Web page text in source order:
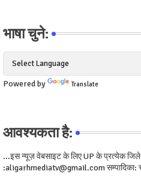
भाषा चुने:
Powered by Translate
आवश्यकता है:
...इस न्यूज़ वेबसाइट के लिए UP के प्रत्येक जिले
:aligarhmediatv@gmail.com